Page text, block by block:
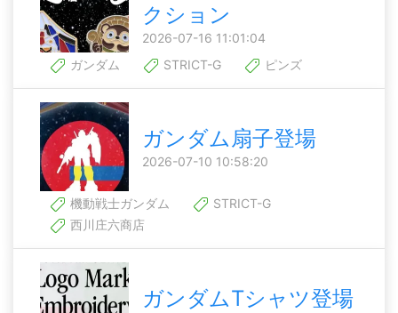
クション
2026-07-16 11:01:04
ガンダム
STRICT-G ピンズ
ガンダム扇子登場
2026-07-10 10:58:20
機動戦士ガンダム
STRICT-G
西川庄六商店
ガンダムTシャツ登場